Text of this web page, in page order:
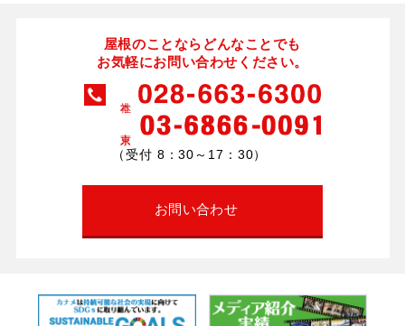
屋根のことならどんなことでも
お気軽にお問い合わせください。
（受付 8：30～17：30）
お問い合わせ